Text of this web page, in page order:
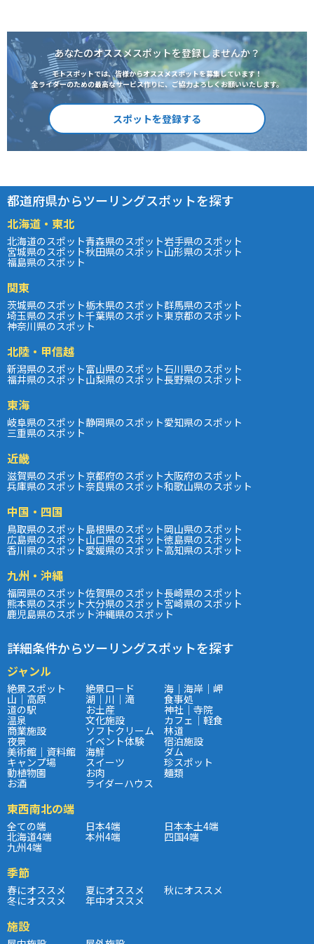
あなたのオススメスポットを登録しませんか？
モトスポットでは、皆様からオススメスポットを募集しています！
全ライダーのための最高なサービス作りに、ご協力よろしくお願いいたします。
スポットを登録する
都道府県からツーリングスポットを探す
北海道・東北
北海道のスポット青森県のスポット岩手県のスポット
宮城県のスポット秋田県のスポット山形県のスポット
福島県のスポット
関東
茨城県のスポット栃木県のスポット群馬県のスポット
埼玉県のスポット千葉県のスポット東京都のスポット
神奈川県のスポット
北陸・甲信越
新潟県のスポット富山県のスポット石川県のスポット
福井県のスポット山梨県のスポット長野県のスポット
東海
岐阜県のスポット静岡県のスポット愛知県のスポット
三重県のスポット
近畿
滋賀県のスポット京都府のスポット大阪府のスポット
兵庫県のスポット奈良県のスポット和歌山県のスポット
中国・四国
鳥取県のスポット島根県のスポット岡山県のスポット
広島県のスポット山口県のスポット徳島県のスポット
香川県のスポット愛媛県のスポット高知県のスポット
九州・沖縄
福岡県のスポット佐賀県のスポット長崎県のスポット
熊本県のスポット大分県のスポット宮崎県のスポット
鹿児島県のスポット沖縄県のスポット
詳細条件からツーリングスポットを探す
ジャンル
絶景スポット 絶景ロード 海｜海岸｜岬
山｜高原 湖｜川｜滝 食事処
道の駅 お土産 神社｜寺院
温泉 文化施設 カフェ｜軽食
商業施設 ソフトクリーム 林道
夜景 イベント体験 宿泊施設
美術館｜資料館 海鮮 ダム
キャンプ場 スイーツ 珍スポット
動植物園 お肉 麺類
お酒 ライダーハウス
東西南北の端
全ての端 日本4端 日本本土4端
北海道4端 本州4端 四国4端
九州4端
季節
春にオススメ 夏にオススメ 秋にオススメ
冬にオススメ 年中オススメ
施設